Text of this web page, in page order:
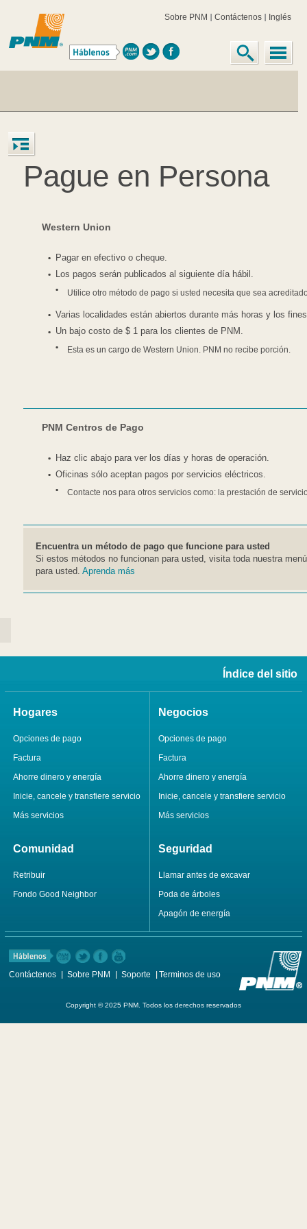
Sobre PNM Contáctenos Inglés
Pague en Persona
Western Union
Pagar en efectivo o cheque.
Los pagos serán publicados al siguiente día hábil.
Utilice otro método de pago si usted necesita que sea
Varias localidades están abiertos durante más horas y los
Un bajo costo de $ 1 para los clientes de PNM.
Esta es un cargo de Western Union. PNM no recibe porción.
PNM Centros de Pago
Haz clic abajo para ver los días y horas de operación.
Oficinas sólo aceptan pagos por servicios eléctricos.
Contacte nos para otros servicios como: la prestación de
Encuentra un método de pago que funcione para usted
Si estos métodos no funcionan para usted, visita toda nuestra
para usted. Aprenda más
Índice del sitio
Hogares
Opciones de pago
Factura
Ahorre dinero y energía
Inicie, cancele y transfiere servicio
Más servicios
Negocios
Opciones de pago
Factura
Ahorre dinero y energía
Inicie, cancele y transfiere servicio
Más servicios
Comunidad
Retribuir
Fondo Good Neighbor
Seguridad
Llamar antes de excavar
Poda de árboles
Apagón de energía
Contáctenos Sobre PNM Soporte Terminos de uso
Copyright © 2025 PNM. Todos los derechos reservados